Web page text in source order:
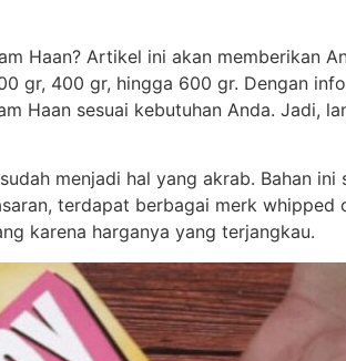
Haan? Artikel ini akan memberikan
gr, 400 gr, hingga 600 gr. Dengan
Haan sesuai kebutuhan Anda. Jadi,
menjadi hal yang akrab. Bahan
terdapat berbagai merk
karena harganya yang terjangkau.